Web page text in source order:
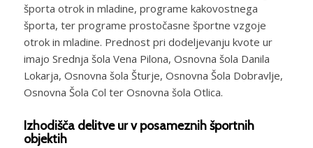
športa otrok in mladine, programe kakovostnega
športa, ter programe prostočasne športne vzgoje
otrok in mladine. Prednost pri dodeljevanju kvote ur
imajo Srednja šola Vena Pilona, Osnovna šola Danila
Lokarja, Osnovna šola Šturje, Osnovna Šola Dobravlje,
Osnovna Šola Col ter Osnovna šola Otlica.
Izhodišča delitve ur v posameznih športnih
objektih